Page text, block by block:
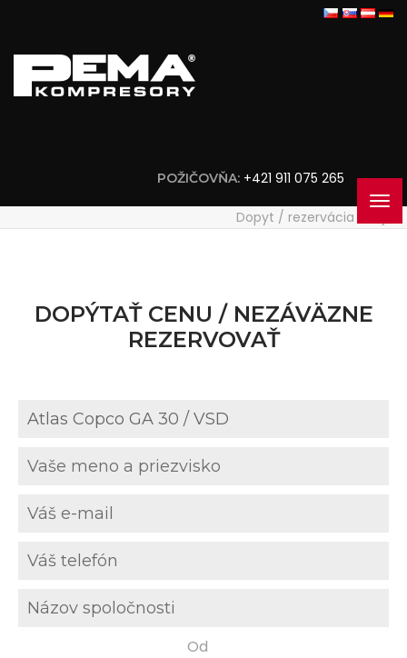
POŽIČOVŇA: +421 911 075 265
Dopyt / rezervácia stroja
DOPÝTAŤ CENU / NEZÁVÄZNE
REZERVOVAŤ
Od